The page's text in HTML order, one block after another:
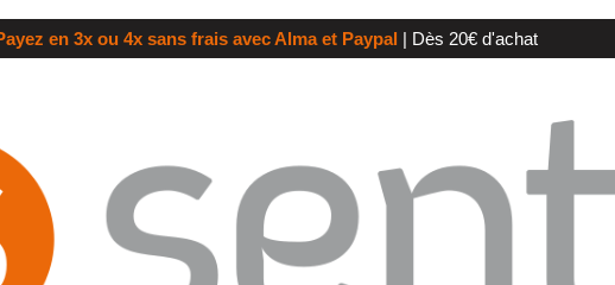
en 3x ou 4x sans frais avec Alma et Paypal | Dès 20€ d'achat